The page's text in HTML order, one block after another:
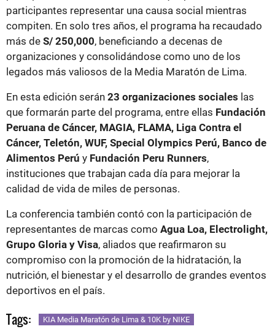
participantes representar una causa social mientras
compiten. En solo tres años, el programa ha recaudado
más de S/ 250,000, beneficiando a decenas de
organizaciones y consolidándose como uno de los
legados más valiosos de la Media Maratón de Lima.
En esta edición serán 23 organizaciones sociales las
que formarán parte del programa, entre ellas Fundación
Peruana de Cáncer, MAGIA, FLAMA, Liga Contra el
Cáncer, Teletón, WUF, Special Olympics Perú, Banco de
Alimentos Perú y Fundación Peru Runners,
instituciones que trabajan cada día para mejorar la
calidad de vida de miles de personas.
La conferencia también contó con la participación de
representantes de marcas como Agua Loa, Electrolight,
Grupo Gloria y Visa, aliados que reafirmaron su
compromiso con la promoción de la hidratación, la
nutrición, el bienestar y el desarrollo de grandes eventos
deportivos en el país.
Tags: KIA Media Maratón de Lima & 10K by NIKE